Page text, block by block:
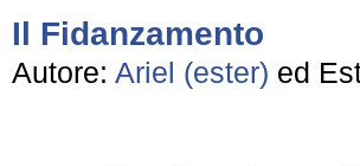
Il Fidanzamento
Autore: Ariel (ester) ed